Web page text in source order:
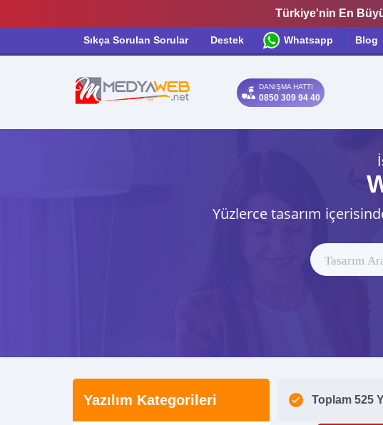
Türkiye'nin En
Sıkça Sorulan Sorular Destek Whatsapp Blog
DANIŞMA HATTI
0850 309 94 40
Yüzlerce tasarım
Yazılım Kategorileri Toplam 525